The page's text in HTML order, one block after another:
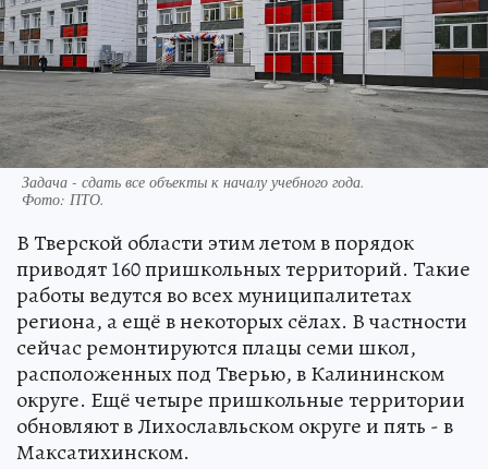
Задача - сдать все объекты к началу учебного года.
Фото: ПТО.
В Тверской области этим летом в порядок
приводят 160 пришкольных территорий. Такие
работы ведутся во всех муниципалитетах
региона, а ещё в некоторых сёлах. В частности
сейчас ремонтируются плацы семи школ,
расположенных под Тверью, в Калининском
округе. Ещё четыре пришкольные территории
обновляют в Лихославльском округе и пять - в
Максатихинском.